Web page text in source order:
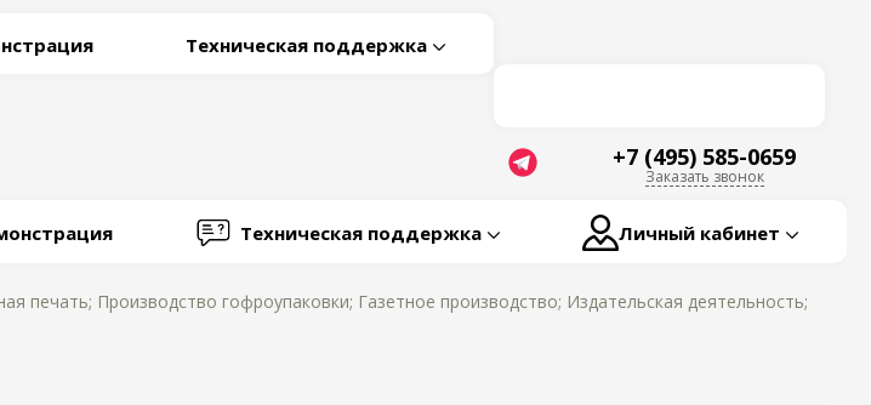
Техническая поддержка
+7 (495) 585-0659
Заказать звонок
Техническая поддержка Личный кабинет
печать; Производство гофроупаковки; Газетное производство; Издательская деятельность;